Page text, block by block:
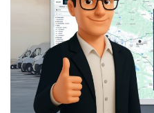
Откријте ги сите
Како ја решаваме